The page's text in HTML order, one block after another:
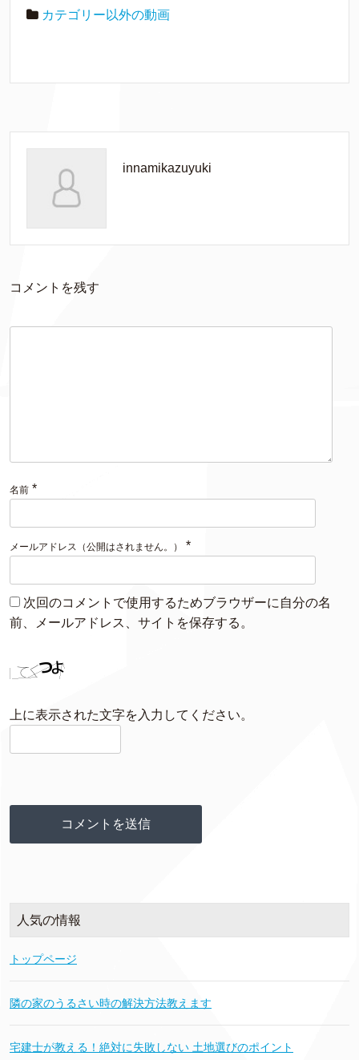
カテゴリー以外の動画
innamikazuyuki
コメントを残す
名前 *
メールアドレス（公開はされません。） *
次回のコメントで使用するためブラウザーに自分の名
前、メールアドレス、サイトを保存する。
上に表示された文字を入力してください。
人気の情報
トップページ
隣の家のうるさい時の解決方法教えます
宅建士が教える！絶対に失敗しない 土地選びのポイント